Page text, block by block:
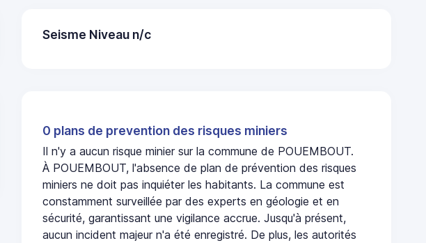
Seisme Niveau n/c
0 plans de prevention des risques miniers
Il n'y a aucun risque minier sur la commune de POUEMBOUT.
À POUEMBOUT, l'absence de plan de prévention des risques
miniers ne doit pas inquiéter les habitants. La commune est
constamment surveillée par des experts en géologie et en
sécurité, garantissant une vigilance accrue. Jusqu'à présent,
aucun incident majeur n'a été enregistré. De plus, les autorités